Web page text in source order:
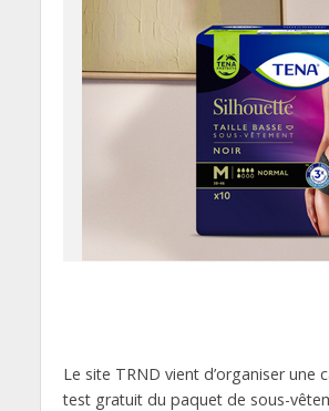
Le site TRND vient d’organiser une
test gratuit du paquet de sous-